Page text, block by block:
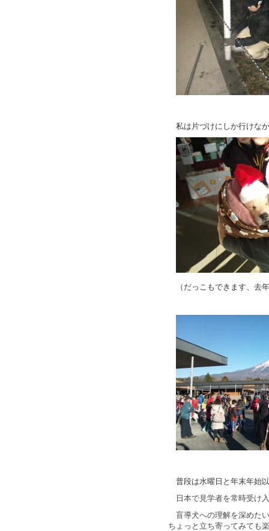
私は片づけにしか行けな
（だっこもできます、去
普段は水曜日と年末年始
日本で見学者を常時受け
盲導犬への理解を深めた
ちょっと立ち寄ってみても